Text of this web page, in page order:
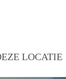
LOCATIE